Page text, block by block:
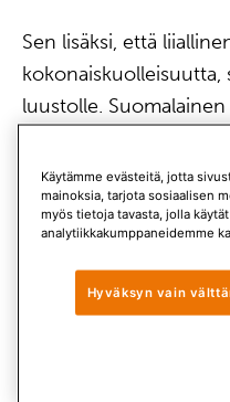
Sen lisäksi, että
kokonaiskuolleisuutta,
luustolle.
kohottaa
puolestaan lisää luun
kalsiumiin aiheuttaa
katsottiinkin, että
olisi paikallaan
Käytämme evästeitä, jotta
mainoksia, tarjota sosiaalisen
myös tietoja tavasta, jolla
analytiikkakumppaneidemme
Hyväksyn vain